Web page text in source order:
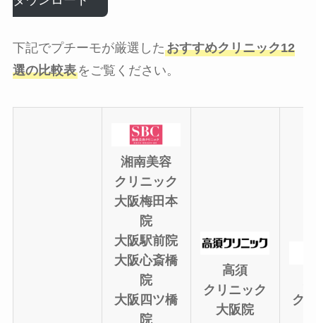
下記でプチーモが厳選したおすすめクリニック12
選の比較表をご覧ください。
湘南美容
クリニック
大阪梅田本
院
大阪駅前院
大阪心斎橋
院
大阪四ツ橋
院
高須
クリニック
大阪院
ク